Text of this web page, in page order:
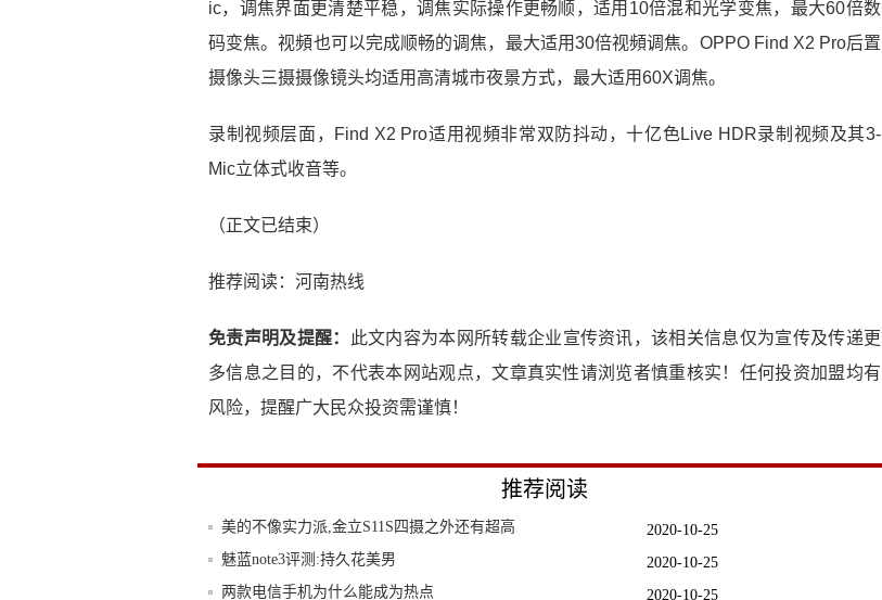
ic，调焦界面更清楚平稳，调焦实际操作更畅顺，适用10倍混和光学变焦，最大60倍数
码变焦。视頻也可以完成顺畅的调焦，最大适用30倍视頻调焦。OPPO Find X2 Pro后置
摄像头三摄摄像镜头均适用高清城市夜景方式，最大适用60X调焦。
录制视频层面，Find X2 Pro适用视頻非常双防抖动，十亿色Live HDR录制视频及其3-
Mic立体式收音等。
（正文已结束）
推荐阅读： 河南热线
免责声明及提醒：
此文内容为本网所转载企业宣传资讯，该相关信息仅为宣传及传递更
多信息之目的，不代表本网站观点，文章真实性请浏览者慎重核实！任何投资加盟均有
风险，提醒广大民众投资需谨慎！
推荐阅读
2020-10-25
美的不像实力派,金立S11S四摄之外还有超高
2020-10-25
魅蓝note3评测:持久花美男
2020-10-25
两款电信手机为什么能成为热点